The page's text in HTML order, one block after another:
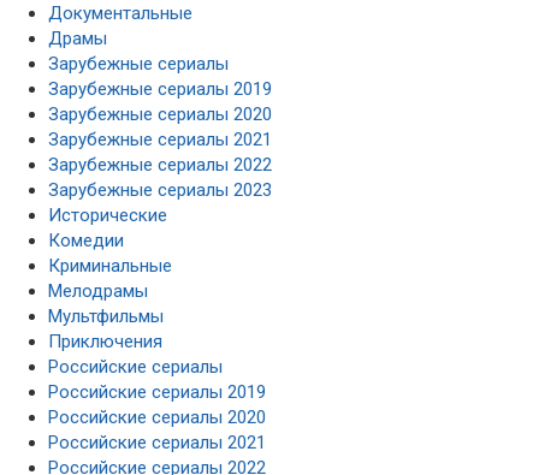
Документальные
Драмы
Зарубежные сериалы
Зарубежные сериалы 2019
Зарубежные сериалы 2020
Зарубежные сериалы 2021
Зарубежные сериалы 2022
Зарубежные сериалы 2023
Исторические
Комедии
Криминальные
Мелодрамы
Мультфильмы
Приключения
Российские сериалы
Российские сериалы 2019
Российские сериалы 2020
Российские сериалы 2021
Российские сериалы 2022